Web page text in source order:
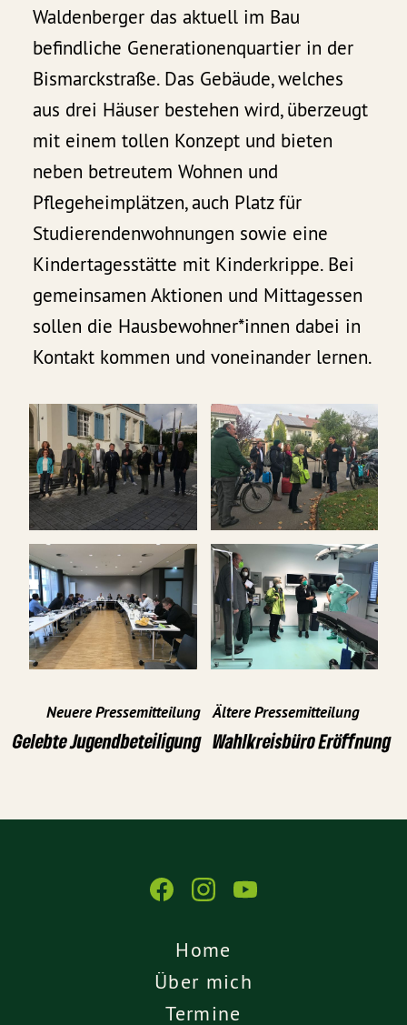
Waldenberger das aktuell im Bau
befindliche Generationenquartier in der
Bismarckstraße. Das Gebäude, welches
aus drei Häuser bestehen wird, überzeugt
mit einem tollen Konzept und bieten
neben betreutem Wohnen und
Pflegeheimplätzen, auch Platz für
Studierendenwohnungen sowie eine
Kindertagesstätte mit Kinderkrippe. Bei
gemeinsamen Aktionen und Mittagessen
sollen die Hausbewohner*innen dabei in
Kontakt kommen und voneinander lernen.
Neuere Pressemitteilung
Gelebte Jugendbeteiligung
Ältere Pressemitteilung
Wahlkreisbüro Eröffnung
Home
Über mich
Termine